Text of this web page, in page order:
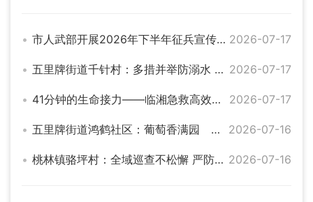
市人武部开展2026年下半年征兵宣传活动 2026-07-17
五里牌街道千针村：多措并举防溺水 凝心聚力保平安 2026-07-17
41分钟的生命接力——临湘急救高效救治山东籍突发卒中患者 2026-07-17
五里牌街道鸿鹤社区：葡萄香满园 采摘正当时 2026-07-16
桃林镇骆坪村：全域巡查不松懈 严防溺水护平安 2026-07-16